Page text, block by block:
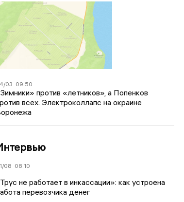
03 09:50
против «летников», а Попенков
всех. Электроколлапс на окраине
08 08:10
не работает в инкассации»: как устроена
перевозчика денег